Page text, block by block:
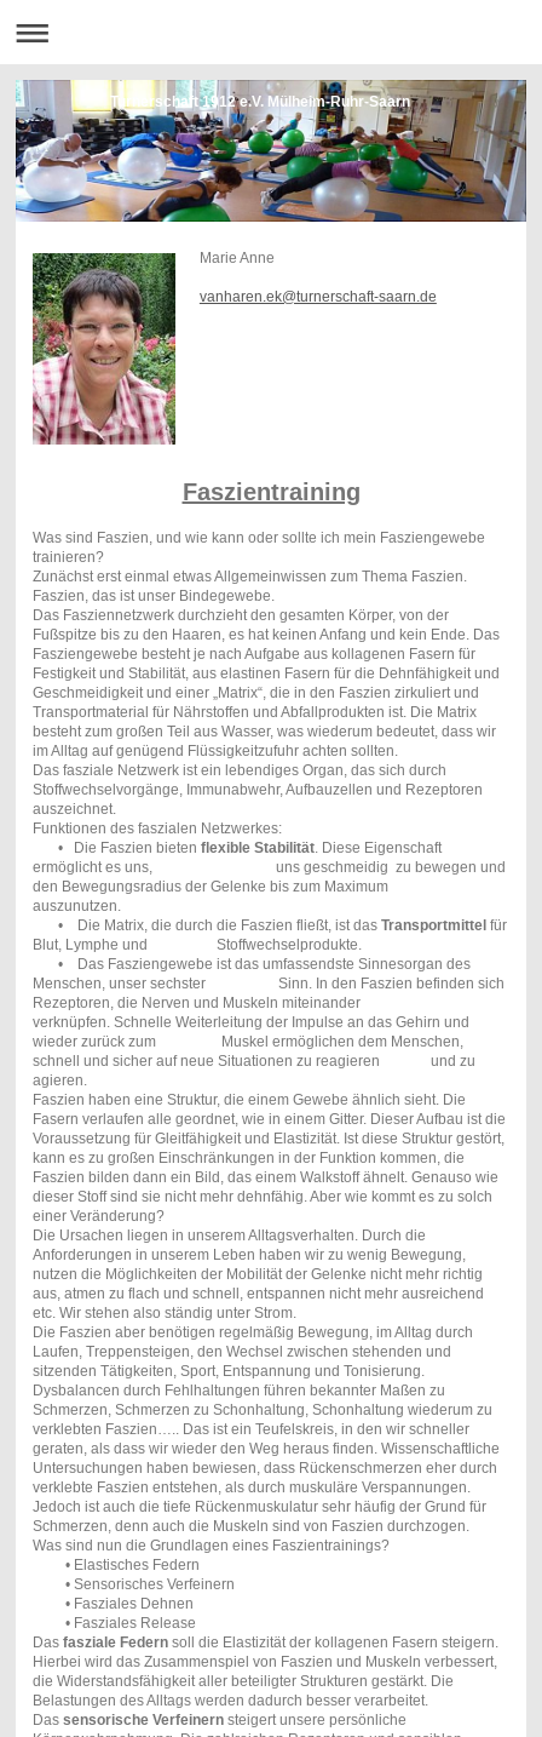
Turnerschaft 1912 e.V. Mülheim-Ruhr-Saarn
Marie Anne
vanharen.ek@turnerschaft-saarn.de
Faszientraining
Was sind Faszien, und wie kann oder sollte ich mein Fasziengewebe
trainieren?
Zunächst erst einmal etwas Allgemeinwissen zum Thema Faszien.
Faszien, das ist unser Bindegewebe.
Das Fasziennetzwerk durchzieht den gesamten Körper, von der
Fußspitze bis zu den Haaren, es hat keinen Anfang und kein Ende. Das
Fasziengewebe besteht je nach Aufgabe aus kollagenen Fasern für
Festigkeit und Stabilität, aus elastinen Fasern für die Dehnfähigkeit und
Geschmeidigkeit und einer „Matrix“, die in den Faszien zirkuliert und
Transportmaterial für Nährstoffen und Abfallprodukten ist. Die Matrix
besteht zum großen Teil aus Wasser, was wiederum bedeutet, dass wir
im Alltag auf genügend Flüssigkeitzufuhr achten sollten.
Das fasziale Netzwerk ist ein lebendiges Organ, das sich durch
Stoffwechselvorgänge, Immunabwehr, Aufbauzellen und Rezeptoren
auszeichnet.
Funktionen des faszialen Netzwerkes:
• Die Faszien bieten flexible Stabilität. Diese Eigenschaft
ermöglicht es uns, uns geschmeidig zu bewegen und
den Bewegungsradius der Gelenke bis zum Maximum
auszunutzen.
• Die Matrix, die durch die Faszien fließt, ist das Transportmittelfür
Blut, Lymphe und Stoffwechselprodukte.
• Das Fasziengewebe ist das umfassendste Sinnesorgan des
Menschen, unser sechster Sinn. In den Faszien befinden sich
Rezeptoren, die Nerven und Muskeln miteinander
verknüpfen. Schnelle Weiterleitung der Impulse an das Gehirn und
wieder zurück zum Muskel ermöglichen dem Menschen,
schnell und sicher auf neue Situationen zu reagieren und zu
agieren.
Faszien haben eine Struktur, die einem Gewebe ähnlich sieht. Die
Fasern verlaufen alle geordnet, wie in einem Gitter. Dieser Aufbau ist die
Voraussetzung für Gleitfähigkeit und Elastizität. Ist diese Struktur gestört,
kann es zu großen Einschränkungen in der Funktion kommen, die
Faszien bilden dann ein Bild, das einem Walkstoff ähnelt. Genauso wie
dieser Stoff sind sie nicht mehr dehnfähig. Aber wie kommt es zu solch
einer Veränderung?
Die Ursachen liegen in unserem Alltagsverhalten. Durch die
Anforderungen in unserem Leben haben wir zu wenig Bewegung,
nutzen die Möglichkeiten der Mobilität der Gelenke nicht mehr richtig
aus, atmen zu flach und schnell, entspannen nicht mehr ausreichend
etc. Wir stehen also ständig unter Strom.
Die Faszien aber benötigen regelmäßig Bewegung, im Alltag durch
Laufen, Treppensteigen, den Wechsel zwischen stehenden und
sitzenden Tätigkeiten, Sport, Entspannung und Tonisierung.
Dysbalancen durch Fehlhaltungen führen bekannter Maßen zu
Schmerzen, Schmerzen zu Schonhaltung, Schonhaltung wiederum zu
verklebten Faszien….. Das ist ein Teufelskreis, in den wir schneller
geraten, als dass wir wieder den Weg heraus finden. Wissenschaftliche
Untersuchungen haben bewiesen, dass Rückenschmerzen eher durch
verklebte Faszien entstehen, als durch muskuläre Verspannungen.
Jedoch ist auch die tiefe Rückenmuskulatur sehr häufig der Grund für
Schmerzen, denn auch die Muskeln sind von Faszien durchzogen.
Was sind nun die Grundlagen eines Faszientrainings?
• Elastisches Federn
• Sensorisches Verfeinern
• Fasziales Dehnen
• Fasziales Release
Das fasziale Federnsoll die Elastizität der kollagenen Fasern steigern.
Hierbei wird das Zusammenspiel von Faszien und Muskeln verbessert,
die Widerstandsfähigkeit aller beteiligter Strukturen gestärkt. Die
Belastungen des Alltags werden dadurch besser verarbeitet.
Das sensorische Verfeinernsteigert unsere persönliche